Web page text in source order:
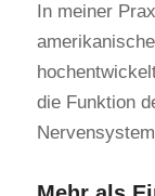
In meiner
die Funktion